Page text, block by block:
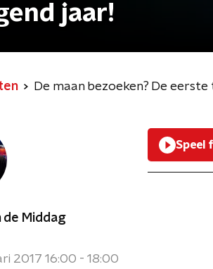
jaar!
De maan bezoeken? De
de Middag
2017 16:00 - 18:00
Speel